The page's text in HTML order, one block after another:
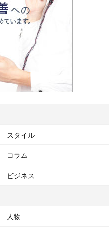
スタイル
コラム
ビジネス
人物